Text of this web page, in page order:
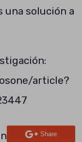
una solución a
article?
Share